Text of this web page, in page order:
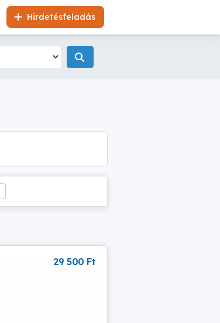
Hirdetésfeladás
29 500 Ft